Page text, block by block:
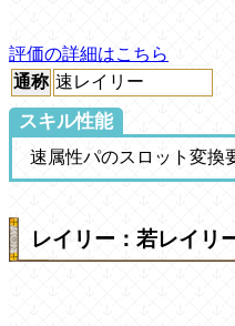
評価の詳細はこちら
通称 速レイリー
スキル性能
速属性パのスロット変換
レイリー：若レイリ